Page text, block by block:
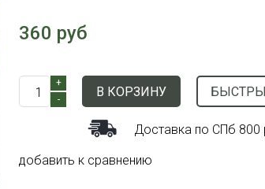
360 руб
-
+
В КОРЗИНУ
Доставка по СПб 800
добавить к сравнению